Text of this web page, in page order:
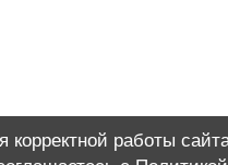
работы